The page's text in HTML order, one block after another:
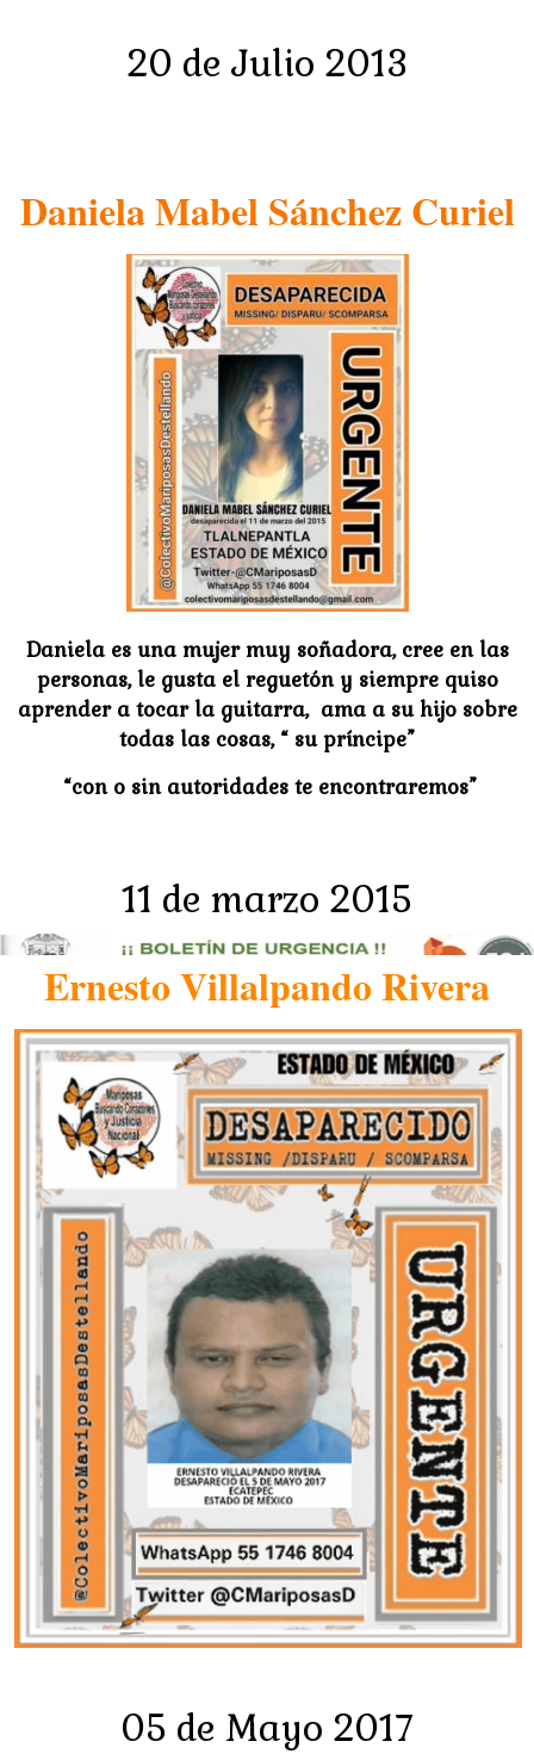
20 de Julio 2013
Daniela Mabel Sánchez Curiel
Daniela es una mujer muy soñadora, cree en las
personas, le gusta el reguetón y siempre quiso
aprender a tocar la guitarra, ama a su hijo sobre
todas las cosas, “ su príncipe”
“con o sin autoridades te encontraremos”
11 de marzo 2015
Ernesto Villalpando Rivera
05 de Mayo 2017